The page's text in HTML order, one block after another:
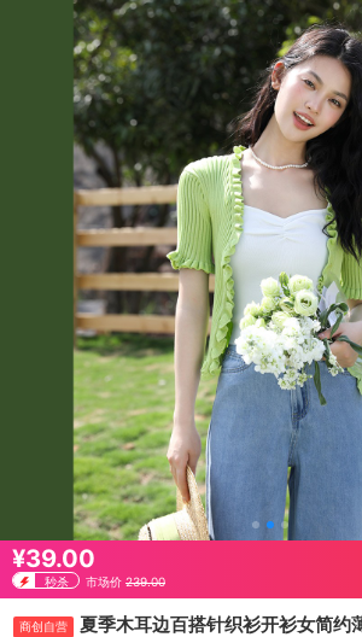
¥39.00
秒杀 市场价 239.00
商创自营 夏季木耳边百搭针织衫开衫女简约